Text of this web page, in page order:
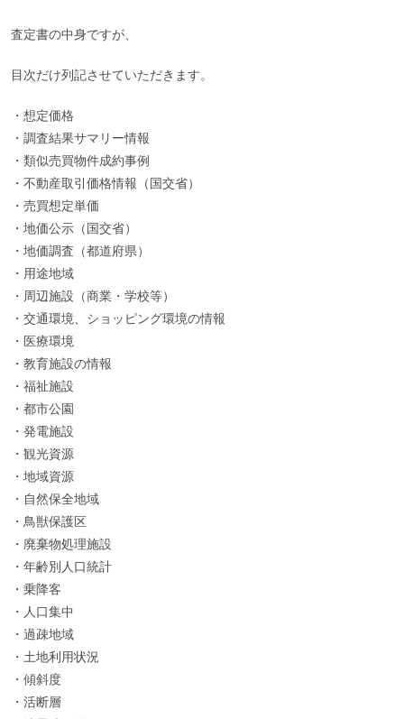
査定書の中身ですが、
目次だけ列記させていただきます。
・想定価格
・調査結果サマリー情報
・類似売買物件成約事例
・不動産取引価格情報（国交省）
・売買想定単価
・地価公示（国交省）
・地価調査（都道府県）
・用途地域
・周辺施設（商業・学校等）
・交通環境、ショッピング環境の情報
・医療環境
・教育施設の情報
・福祉施設
・都市公園
・発電施設
・観光資源
・地域資源
・自然保全地域
・鳥獣保護区
・廃棄物処理施設
・年齢別人口統計
・乗降客
・人口集中
・過疎地域
・土地利用状況
・傾斜度
・活断層